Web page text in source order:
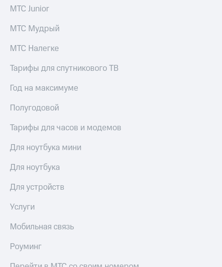
МТС Junior
МТС Мудрый
МТС Налегке
Тарифы для спутникового ТВ
Год на максимуме
Полугодовой
Тарифы для часов и модемов
Для ноутбука мини
Для ноутбука
Для устройств
Услуги
Мобильная связь
Роуминг